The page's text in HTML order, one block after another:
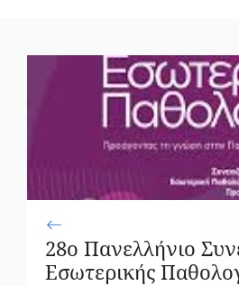
28ο Πανελλήνιο
Εσωτερικής